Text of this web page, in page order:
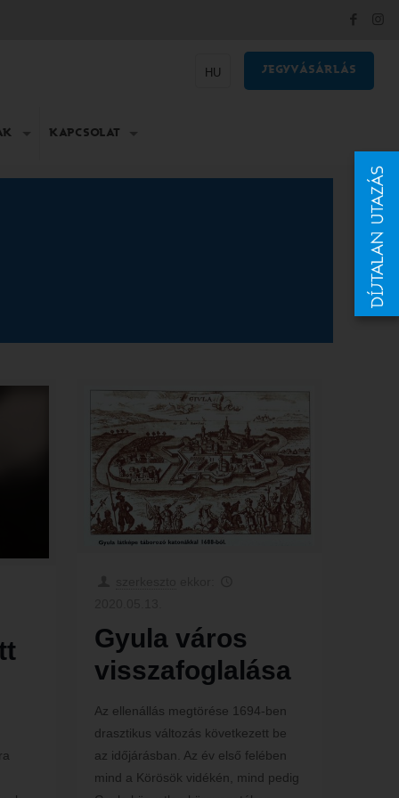
KAPCSOLAT
HU JEGYVÁSÁRLÁS
Gyula város
visszafoglalása
Az ellenállás megtörése 1694-ben
drasztikus változás következett be
az időjárásban. Az év első felében
mind a Körösök vidékén, mind pedig